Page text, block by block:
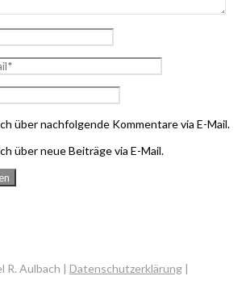
über nachfolgende Kommentare via E-Mail.
über neue Beiträge via E-Mail.
R. Aulbach | Datenschutzerklärung |